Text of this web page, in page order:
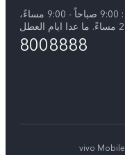
(الرقم المجاني)السبت - الأربعاء : 9:00 صباحاً - 9:00 مساءً،
8008888
حقوق النشر © لعام 2026 محفوظة لصالح شركة vivo Mobile